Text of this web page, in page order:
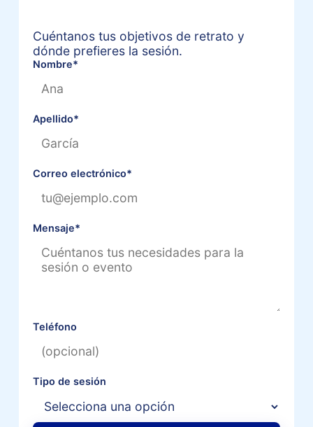
Cuéntanos tus objetivos de retrato y
dónde prefieres la sesión.
Nombre*
Apellido*
Correo electrónico*
Mensaje*
Teléfono
Tipo de sesión